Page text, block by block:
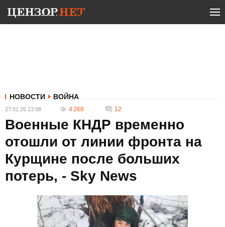
НОВОСТИ ВОЙНА
27.01.25 13:08 4 268 12
Военные КНДР временно
отошли от линии фронта на
Курщине после больших
потерь, - Sky News